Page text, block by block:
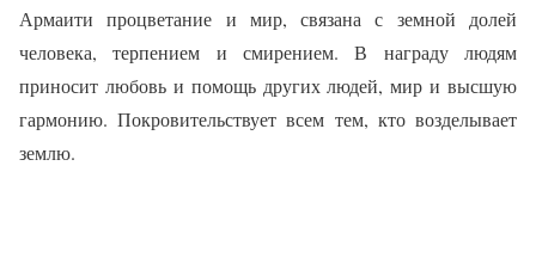
Армаити процветание и мир, связана с земной долей
человека, терпением и смирением. В награду людям
приносит любовь и помощь других людей, мир и высшую
гармонию. Покровительствует всем тем, кто возделывает
землю.